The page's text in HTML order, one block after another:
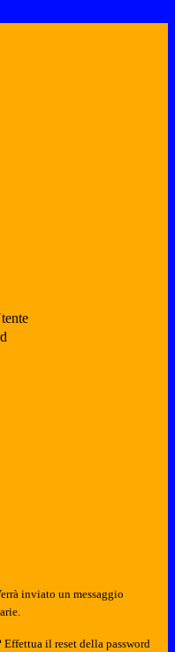
inviato un messaggio
Effettua il reset della password